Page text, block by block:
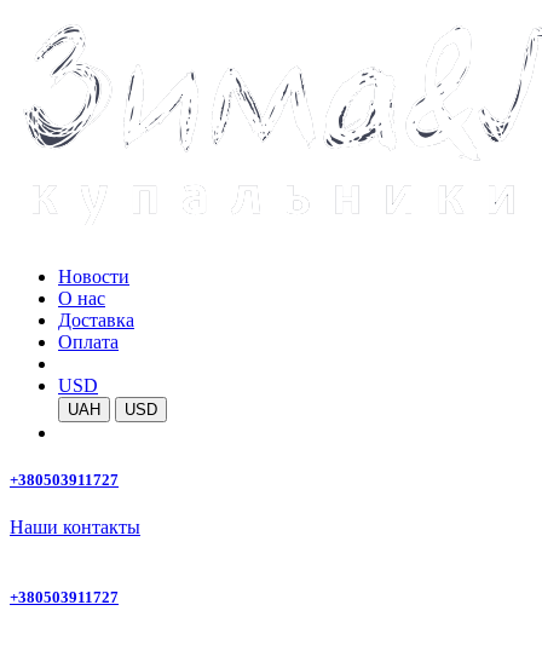
Новости
О нас
Доставка
Оплата
USD
UAH USD
+380503911727
Наши контакты
+380503911727